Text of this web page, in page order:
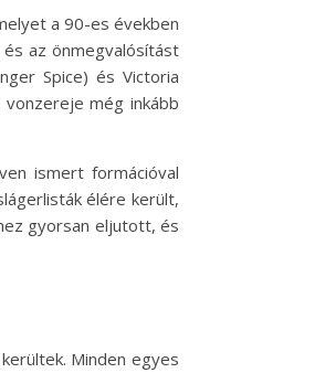
a 90-es években
az önmegvalósítást
Spice) és Victoria
még inkább
ismert formációval
élére került,
gyorsan eljutott, és
Minden egyes